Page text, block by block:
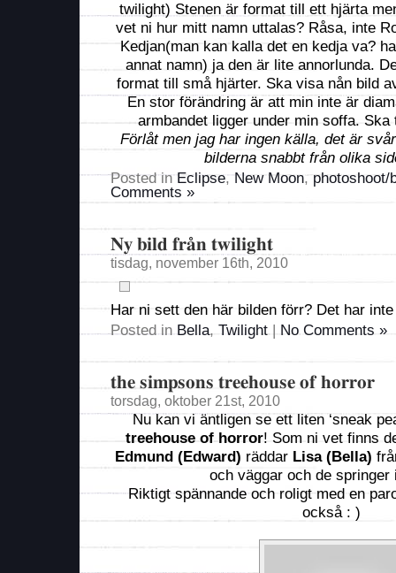
twilight) Stenen är format till ett hjärta
vet ni hur mitt namn uttalas? Råsa, inte
Kedjan(man kan kalla det en kedja va?
annat namn) ja den är lite annorlunda.
format till små hjärter. Ska visa nån bild
En stor förändring är att min inte är
armbandet ligger under min soffa. Ska
Förlåt men jag har ingen källa, det är
bilderna snabbt från olika
Posted inEclipse, New Moon,photoshoot/
Comments »
Ny bild från twilight
tisdag, november 16th, 2010
Har ni sett den här bilden förr? Det har
Posted inBella, Twilight| No Comments »
the simpsons treehouse of horror
torsdag, oktober 21st, 2010
Nu kan vi äntligen se ett liten ‘sneak
treehouse of horror! Som ni vet finns
Edmund (Edward) räddar Lisa (Bella)
och väggar och de springer
Riktigt spännande och roligt med en
också : )